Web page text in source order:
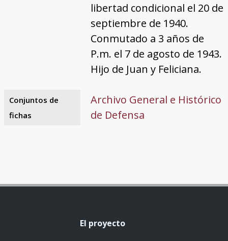
libertad condicional el 20 de
septiembre de 1940.
Conmutado a 3 años de
P.m. el 7 de agosto de 1943.
Hijo de Juan y Feliciana.
Conjuntos de
fichas
Archivo General e Histórico
de Defensa
El proyecto